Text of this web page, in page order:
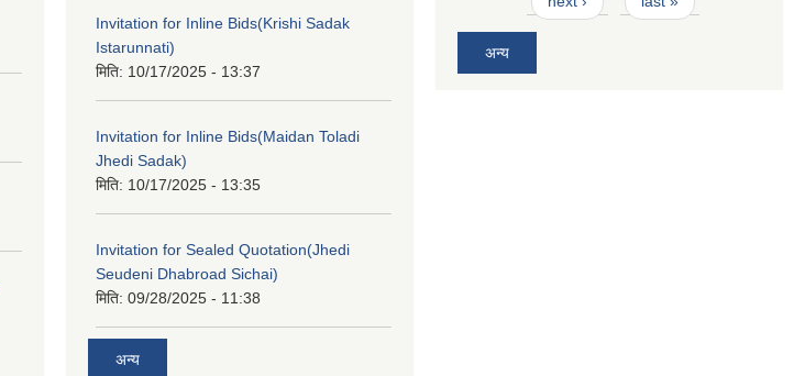
Invitation for Inline Bids(Krishi Sadak
Istarunnati)
मिति: 10/17/2025 - 13:37
Invitation for Inline Bids(Maidan Toladi
Jhedi Sadak)
मिति: 10/17/2025 - 13:35
Invitation for Sealed Quotation(Jhedi
Seudeni Dhabroad Sichai)
मिति: 09/28/2025 - 11:38
अन्य
अन्य